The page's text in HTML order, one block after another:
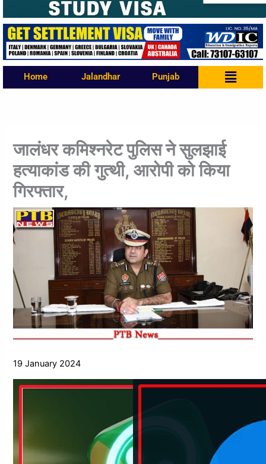
Home Jalandhar Punjab Menu
जालंधर कमिश्नरेट पुलिस ने सुलझाई
हत्याकांड की गुत्थी, आरोपी को किया
गिरफ्तार,
19 January 2024